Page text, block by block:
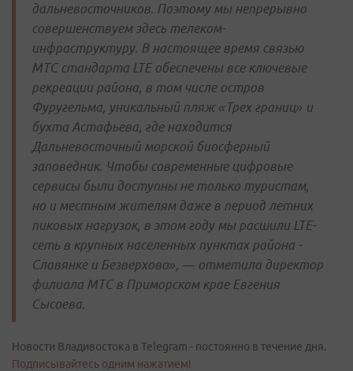
дальневосточников. Поэтому мы непрерывно
совершенствуем здесь телеком-
инфраструктуру. В настоящее время связью
МТС стандарта LTE обеспечены все ключевые
рекреации района, в том числе остров
Фуругельма, уникальный пляж «Трех границ» и
бухта Астафьева, где находится
Дальневосточный морской биосферный
заповедник. Чтобы современные цифровые
сервисы были доступны не только туристам,
но и местным жителям даже в период летних
пиковых нагрузок, в этом году мы расшили LTE-
сеть в крупных населенных пунктах района -
Славянке и Безверхово», — отметила директор
филиала МТС в Приморском крае Евгения
Сысоева.
Новости Владивостока в Telegram - постоянно в течение дня.
Подписывайтесь одним нажатием!